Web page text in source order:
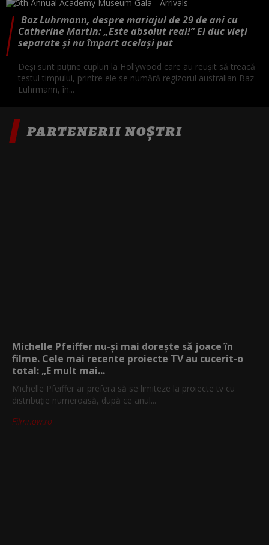
Baz Luhrmann, despre mariajul de 29 de ani cu
Catherine Martin: „Este absolut real!” Ei duc vieți
separate și nu împart același pat
Deși sunt puține cupluri la Hollywood care au reușit să treacă
testul timpului, printre ele se numără regizorul australian Baz
Luhrmann, în...
PARTENERII NOȘTRI
Michelle Pfeiffer nu-și mai dorește să joace în
filme. Cele mai recente proiecte TV au cucerit-o
total: „E mult mai...
Michelle Pfeiffer ar prefera să se limiteze la proiecte tv cu
distribuție numeroasă, după ce anul...
Filmnow.ro